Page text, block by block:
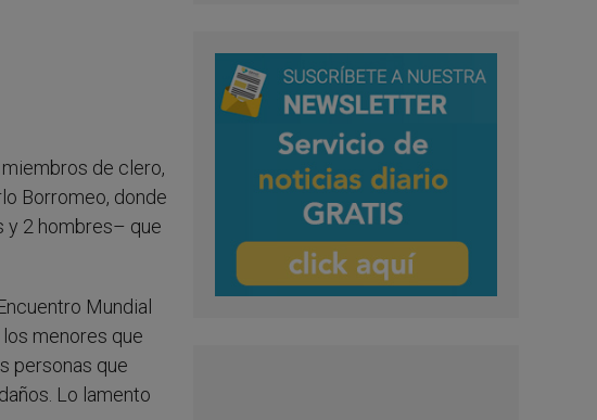
de clero,
Borromeo, donde
y 2 hombres– que
Mundial
menores que
personas que
Lo lamento